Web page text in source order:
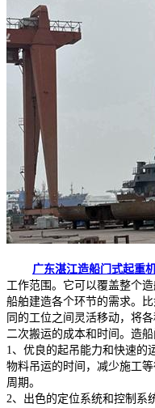
广东湛江造船门式起重
工作范围。它可以覆盖整个
船舶建造各个环节的需求。
同的工位之间灵活移动，将
二次搬运的成本和时间。造
1、优良的起吊能力和快速的
物料吊运的时间，减少施工
周期。
2、出色的定位系统和控制系